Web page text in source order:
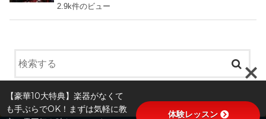
2.9k件のビュー
【豪華10大特典】楽器がなくて
も手ぶらでOK！まずは気軽に教
体験レッスン